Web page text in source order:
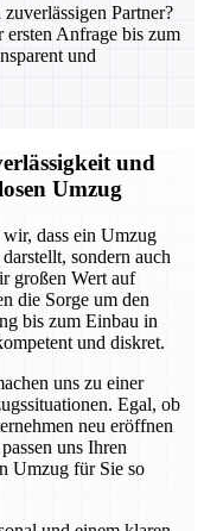
Partner?
ersten Anfrage bis zum
und
und
Umzug
dass ein Umzug
sondern auch
großen Wert auf
die Sorge um den
bis zum Einbau in
und diskret.
uns zu einer
Egal, ob
neu eröffnen
uns Ihren
Umzug für Sie so